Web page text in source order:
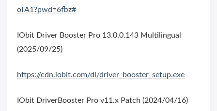
oTA1?pwd=6fbz#
IObit Driver Booster Pro 13.0.0.143 Multilingual
(2025/09/25)
https://cdn.iobit.com/dl/driver_booster_setup.exe
IObit DriverBooster Pro v11.x Patch (2024/04/16)